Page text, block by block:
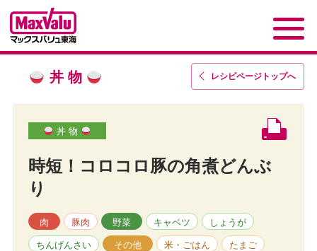
レシピページトップへ
丼 物
丼 物
時短！コロコロ豚の角煮どんぶ
り
肉 豚肉 野菜 キャベツ しょうが
ちんげんさい その他 米・ごはん たまご